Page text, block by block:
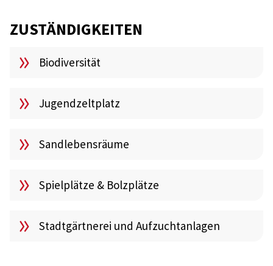
ZUSTÄNDIGKEITEN
Biodiversität
Jugendzeltplatz
Sandlebensräume
Spielplätze & Bolzplätze
Stadtgärtnerei und Aufzuchtanlagen